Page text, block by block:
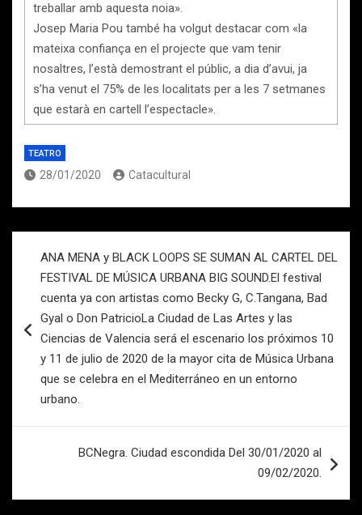
treballar amb aquesta noia».
Josep Maria Pou també ha volgut destacar com «la
mateixa confiança en el projecte que vam tenir
nosaltres, l’està demostrant el públic, a dia d’avui, ja
s’ha venut el 75% de les localitats per a les 7 setmanes
que estarà en cartell l’espectacle».
TEATRO
28/01/2020 Catacultural
entradas
ANA MENA y BLACK LOOPS SE SUMAN AL CARTEL DEL
FESTIVAL DE MÚSICA URBANA BIG SOUND.El festival
cuenta ya con artistas como Becky G, C.Tangana, Bad
Gyal o Don PatricioLa Ciudad de Las Artes y las
Ciencias de Valencia será el escenario los próximos 10
y 11 de julio de 2020 de la mayor cita de Música Urbana
que se celebra en el Mediterráneo en un entorno
urbano.
BCNegra. Ciudad escondida Del 30/01/2020 al
09/02/2020.